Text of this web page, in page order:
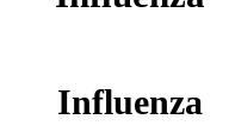
Influenza